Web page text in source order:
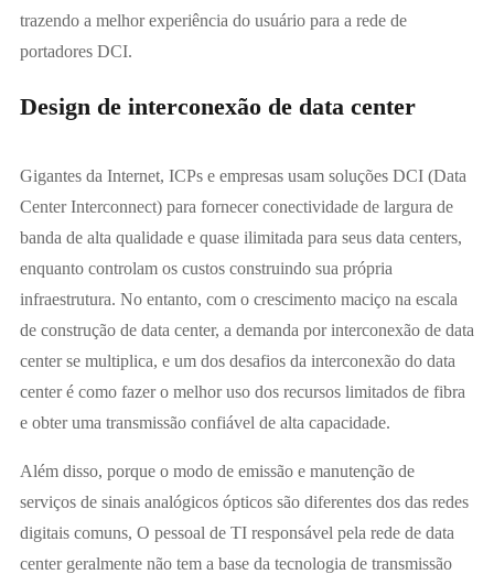
trazendo a melhor experiência do usuário para a rede de
portadores DCI.
Design de interconexão de data center
Gigantes da Internet, ICPs e empresas usam soluções DCI (Data
Center Interconnect) para fornecer conectividade de largura de
banda de alta qualidade e quase ilimitada para seus data centers,
enquanto controlam os custos construindo sua própria
infraestrutura. No entanto, com o crescimento maciço na escala
de construção de data center, a demanda por interconexão de data
center se multiplica, e um dos desafios da interconexão do data
center é como fazer o melhor uso dos recursos limitados de fibra
e obter uma transmissão confiável de alta capacidade.
Além disso, porque o modo de emissão e manutenção de
serviços de sinais analógicos ópticos são diferentes dos das redes
digitais comuns, O pessoal de TI responsável pela rede de data
center geralmente não tem a base da tecnologia de transmissão